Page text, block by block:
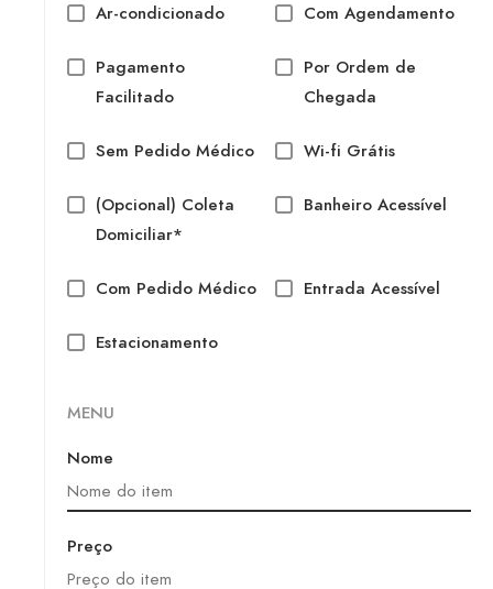
Ar-condicionado Com Agendamento
Pagamento
Facilitado
Por Ordem de
Chegada
Sem Pedido Médico Wi-fi Grátis
(Opcional) Coleta
Domiciliar*
Banheiro Acessível
Com Pedido Médico Entrada Acessível
Estacionamento
MENU
Nome
Preço